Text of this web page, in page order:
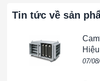
được đan xen
Lưới dệt bổ sung
phương tiện lọc để
Tin tức về sản
07/